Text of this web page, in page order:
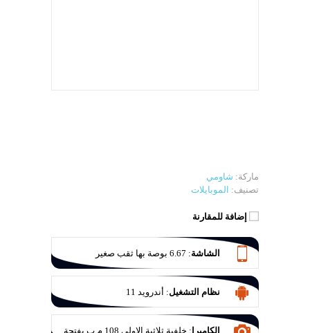
ماركة: شاومي
تصنيف: الموبايلات
إضافة للمقارنة
الشاشة: 6.67 بوصة بها ثقب صغير
نظام التشغيل: أندرويد 11
الكاميرا :
خلفية ثلاثية الاولى 108 م.ب بفتحة